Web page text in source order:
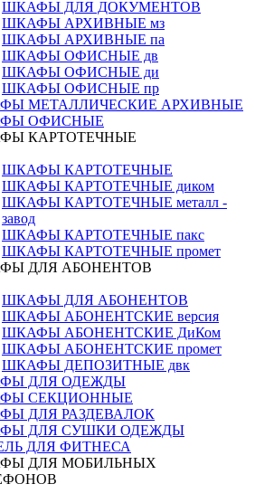
ШКАФЫ ДЛЯ ДОКУМЕНТОВ
ШКАФЫ АРХИВНЫЕ мз
ШКАФЫ АРХИВНЫЕ па
ШКАФЫ ОФИСНЫЕ дв
ШКАФЫ ОФИСНЫЕ ди
ШКАФЫ ОФИСНЫЕ пр
МЕТАЛЛИЧЕСКИЕ АРХИВНЫЕ
ОФИСНЫЕ
КАРТОТЕЧНЫЕ
ШКАФЫ КАРТОТЕЧНЫЕ
ШКАФЫ КАРТОТЕЧНЫЕ диком
ШКАФЫ КАРТОТЕЧНЫЕ металл -
завод
ШКАФЫ КАРТОТЕЧНЫЕ пакс
ШКАФЫ КАРТОТЕЧНЫЕ промет
ДЛЯ АБОНЕНТОВ
ШКАФЫ ДЛЯ АБОНЕНТОВ
ШКАФЫ АБОНЕНТСКИЕ версия
ШКАФЫ АБОНЕНТСКИЕ ДиКом
ШКАФЫ АБОНЕНТСКИЕ промет
ШКАФЫ ДЕПОЗИТНЫЕ двк
ДЛЯ ОДЕЖДЫ
СЕКЦИОННЫЕ
ДЛЯ РАЗДЕВАЛОК
ДЛЯ СУШКИ ОДЕЖДЫ
ДЛЯ ФИТНЕСА
ДЛЯ МОБИЛЬНЫХ